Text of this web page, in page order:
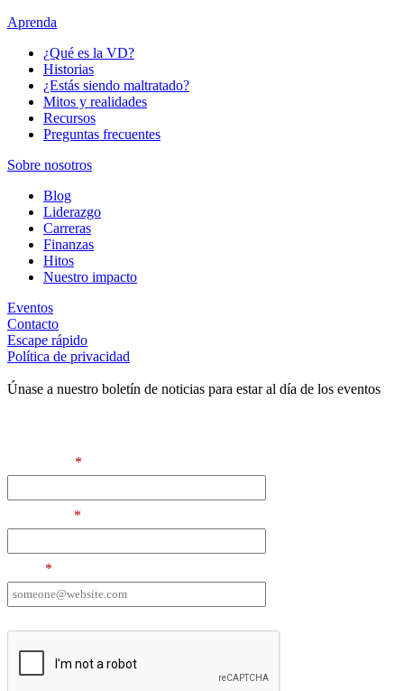
Aprenda
¿Qué es la VD?
Historias
¿Estás siendo maltratado?
Mitos y realidades
Recursos
Preguntas frecuentes
Sobre nosotros
Blog
Liderazgo
Carreras
Finanzas
Hitos
Nuestro impacto
Eventos
Contacto
Escape rápido
Política de privacidad
Únase a nuestro boletín de noticias para estar al día de los eventos
*
*
*